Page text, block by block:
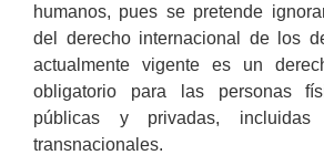
humanos, pues se pretende
del derecho internacional de los
actualmente vigente es un
obligatorio para las personas
públicas y privadas, incluidas
transnacionales.